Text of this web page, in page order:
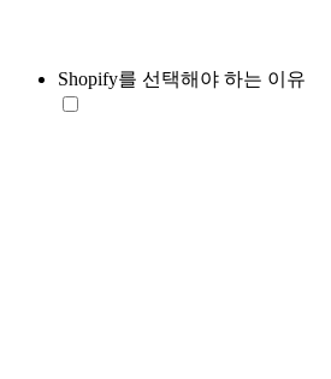
Shopify를 선택해야 하는 이유